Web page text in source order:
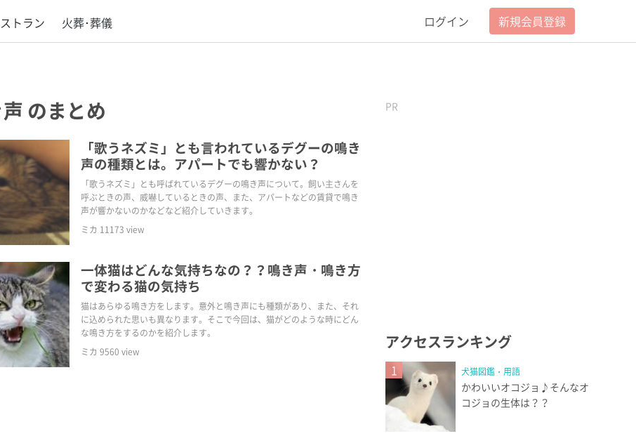
トラン 火葬･葬儀 ログイン 新規会員登録
のまとめ
「歌うネズミ」とも言われているデグーの鳴き
声の種類とは。アパートでも響かない？
「歌うネズミ」とも呼ばれているデグーの鳴き声について。飼い主さんを
呼ぶときの声、威嚇しているときの声、また、アパートなどの賃貸で鳴き
声が響かないのかなどなど紹介していきます。
ミカ 11173 view
一体猫はどんな気持ちなの？？鳴き声・鳴き方
で変わる猫の気持ち
猫はあらゆる鳴き方をします。意外と鳴き声にも種類があり、また、それ
に込められた思いも異なります。そこで今回は、猫がどのような時にどん
な鳴き方をするのかを紹介します。
ミカ 9560 view
PR
アクセスランキング
1 犬猫図鑑・用語
かわいいオコジョ♪そんなオ
コジョの生体は？？